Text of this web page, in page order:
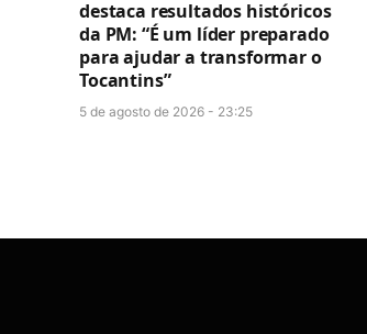
destaca resultados históricos
da PM: “É um líder preparado
para ajudar a transformar o
Tocantins”
5 de agosto de 2026 - 23:25